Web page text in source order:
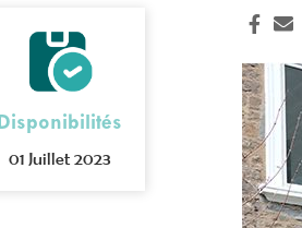
Disponibilités
01 Juillet 2023